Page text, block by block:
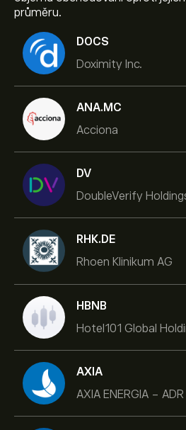
průměru.
DOCS
Doximity Inc.
ANA.MC
Acciona
DV
DoubleVerify
RHK.DE
Rhoen Klinikum AG
HBNB
Hotel101 Global
AXIA
AXIA ENERGIA - ADR